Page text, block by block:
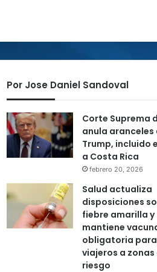
Por Jose Daniel Sandoval
Corte Suprema
anula aranceles
Trump, incluido
a Costa Rica
febrero 20, 2026
Salud actualiza
disposiciones
fiebre amarilla y
mantiene
obligatoria para
viajeros a zonas
riesgo